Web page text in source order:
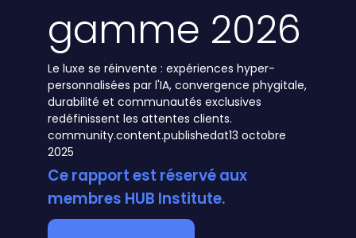
gamme 2026
Le luxe se réinvente : expériences hyper-
personnalisées par l'IA, convergence phygitale,
durabilité et communautés exclusives
redéfinissent les attentes clients.
community.content.publishedat13 octobre
2025
Ce rapport est réservé aux
membres HUB Institute.